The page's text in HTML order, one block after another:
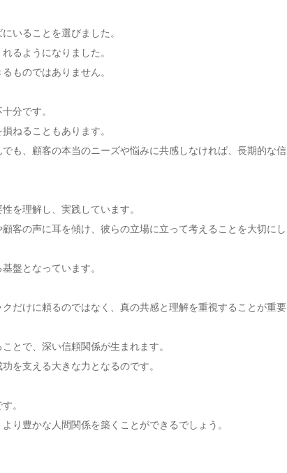
いることを選びました。
るようになりました。
ものではありません。
分です。
ねることもあります。
も、顧客の本当のニーズや悩みに共感しなければ、長期的な信
を理解し、実践しています。
客の声に耳を傾け、彼らの立場に立って考えることを大切にし
盤となっています。
だけに頼るのではなく、真の共感と理解を重視することが重要
とで、深い信頼関係が生まれます。
を支える大きな力となるのです。
。
り豊かな人間関係を築くことができるでしょう。